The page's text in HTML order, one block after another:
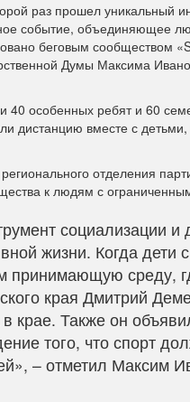
раз прошел уникальный
событие, объединяющее
беговым сообществом
Думы Максима
40 особенных ребят и 60
дистанцию вместе с
отделения
к людям с
социализации и
жизни. Когда дети
принимающую среду,
края Дмитрий
крае. Также он
того, что спорт
– отметил Максим